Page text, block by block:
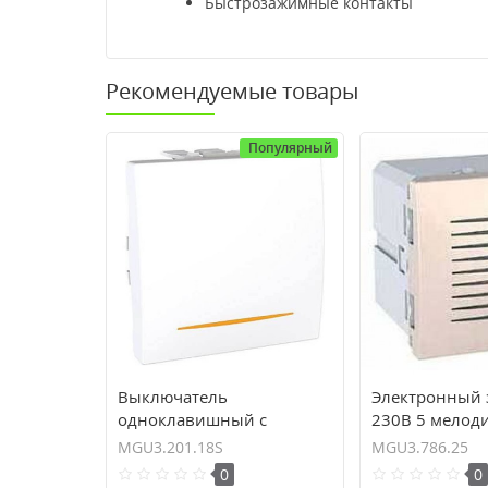
Рекомендуемые товары
Популярный
Выключатель
одноклавишный с
контрольной подсветкой
10А серия Unica
MGU3.201.18S
0
Электронный
230В 5
Unica
MGU3.786.25
0